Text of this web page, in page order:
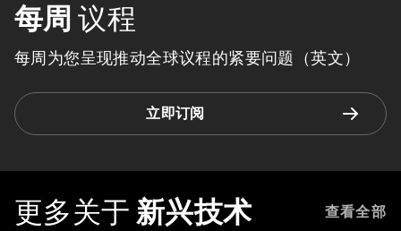
每周 议程
每周为您呈现推动全球议程的紧要问题（英文）
立即订阅
更多关于 新兴技术 查看全部